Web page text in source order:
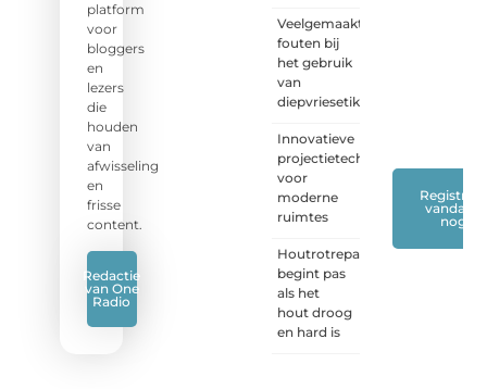
platform
voor
bloggers
en
lezers
die
houden
van
afwisseling
en
frisse
content.
Redactie
van One
Radio
Veelgemaakte
fouten bij
het gebruik
van
diepvriesetiketten
Innovatieve
projectietechnieken
voor
moderne
ruimtes
Houtrotreparatie
begint pas
als het
hout droog
en hard is
Registreer
vandaag
nog